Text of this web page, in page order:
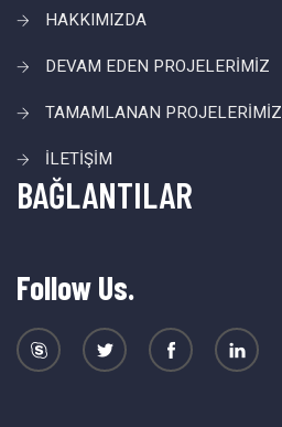
HAKKIMIZDA
DEVAM EDEN PROJELERİMİZ
TAMAMLANAN PROJELERİMİZ
İLETİŞİM
BAĞLANTILAR
Follow Us.